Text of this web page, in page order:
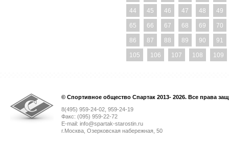
44 45 46 47 48 49
65 66 67 68 69 70
86 87 88 89 90 91
105 106 107 108 109
© Спортивное общество Спартак 2013- 2026. Все права
8(495) 959-24-02, 959-24-19
Факс: (095) 959-22-72
E-mail: info@spartak-starostin.ru
г.Москва, Озерковская набережная, 50